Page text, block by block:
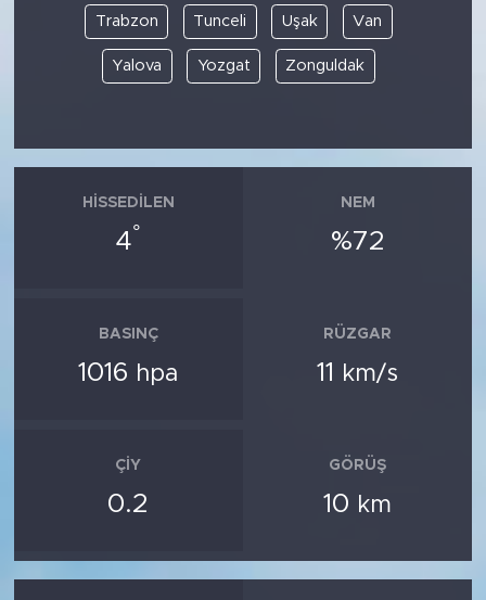
Trabzon Tunceli Uşak Van
Yalova Yozgat Zonguldak
HISSEDILEN
4°
NEM
%72
BASINÇ
1016 hpa
RÜZGAR
11 km/s
ÇIY
0.2
GÖRÜŞ
10 km